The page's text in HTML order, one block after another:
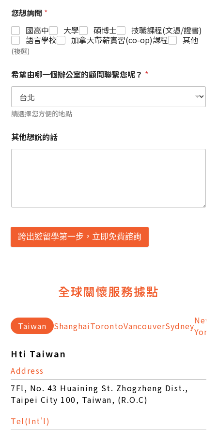
您想詢問 *
國高中
大學 碩博士
技職課程(文憑/證書)
語言學校
加拿大帶薪實習(co-op)課程 其他
(複選)
希望由哪一個辦公室的顧問聯繫您呢？ *
請選擇您方便的地點
其他想說的話
跨出遊留學第一步，立即免費諮詢
全球關懷服務據點
Taiwan ShanghaiTorontoVancouverSydneyNew
York
Hti Taiwan
Address
7Fl, No. 43 Huaining St. Zhogzheng Dist.,
Taipei City 100, Taiwan, (R.O.C)
Tel(Int'l)